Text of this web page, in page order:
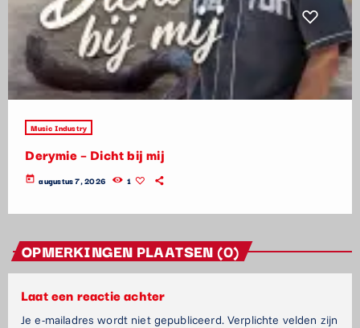
Music Industry
Derymie – Dicht bij mij
today augustus 7, 2026 1
OPMERKINGEN PLAATSEN (0)
Laat een reactie achter
Je e-mailadres wordt niet gepubliceerd. Verplichte velden zijn